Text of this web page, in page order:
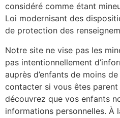
considéré comme étant
Loi modernisant des
de protection des
Notre site ne vise pas les
pas intentionnellement
auprès d’enfants de moins
contacter si vous êtes
découvrez que vos enfants
informations personnelles. À